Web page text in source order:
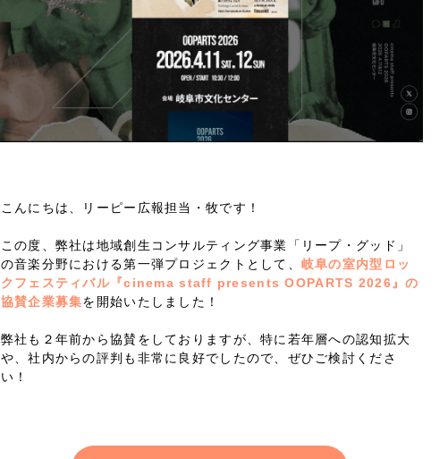
リープ・リクルーティング
「採用強化」を目的とした採用業務代行
その他のサービス
会社概要
代表挨拶
メディア掲載と取材依頼
こんにちは、リーピー広報担当・牧です！
この度、弊社は地域創生コンサルティング事業「リープ・グッド」
の音楽分野における第一弾プロジェクトとして、 岐阜の室内型ロッ
クフェスティバル『cinema staff presents OOPARTS 2026』の
協賛企業募集を開始いたしました！
弊社も２年前から協賛をしておりますが、特に若年層への認知拡大
や、社内からの評判も非常に良好でしたので、ぜひご検討くださ
い！